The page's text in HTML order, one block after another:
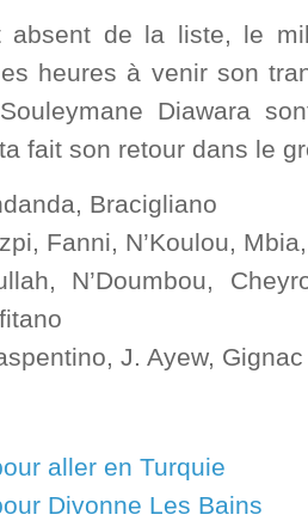
absent de la liste, le
heures à venir son
Diawara
fait son retour dans le
Bracigliano
Fanni, N’Koulou,
N’Doumbou,
J. Ayew, Gignac
aller en Turquie
Divonne Les Bains